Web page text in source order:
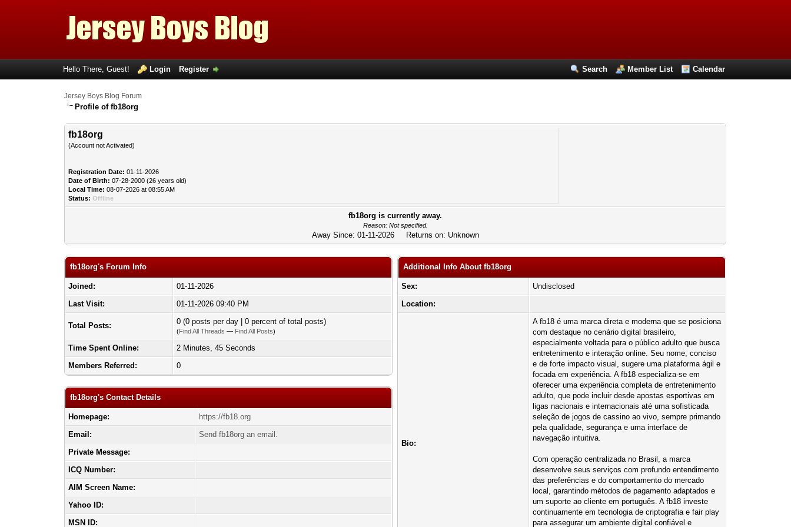
Search Member List Calendar
Hello There, Guest! Login Register
Jersey Boys Blog Forum
Profile of fb18org
fb18org
(Account not Activated)
Registration Date: 01-11-2026
Date of Birth: 07-28-2000 (26 years old)
Local Time: 08-07-2026 at 08:55 AM
Status: Offline
fb18org is currently away.
Reason: Not specified.
Away Since: 01-11-2026 Returns on: Unknown
fb18org's Forum Info
Joined:
01-11-2026
Last Visit:
01-11-2026 09:40 PM
Total Posts: 0 (0 posts per day | 0 percent of total posts)
(Find All Threads — Find All Posts)
Time Spent Online:
2 Minutes, 45 Seconds
Members Referred:
0
fb18org's Contact Details
Homepage:
https://fb18.org
Email:
Send fb18org an email.
Private Message:
ICQ Number:
AIM Screen Name:
Yahoo ID:
MSN ID:
Additional Info About fb18org
Sex:
Undisclosed
Location:
Bio:
A fb18 é uma marca direta e moderna que se posiciona
com destaque no cenário digital brasileiro,
especialmente voltada para o público adulto que busca
entretenimento e interação online. Seu nome, conciso
e de forte impacto visual, sugere uma plataforma ágil e
focada em experiência. A fb18 especializa-se em
oferecer uma experiência completa de entretenimento
adulto, que pode incluir desde apostas esportivas em
ligas nacionais e internacionais até uma sofisticada
seleção de jogos de cassino ao vivo, sempre primando
pela qualidade, segurança e uma interface de
navegação intuitiva.
Com operação centralizada no Brasil, a marca
desenvolve seus serviços com profundo entendimento
das preferências e do comportamento do mercado
local, garantindo métodos de pagamento adaptados e
um suporte ao cliente em português. A fb18 investe
continuamente em tecnologia de criptografia e fair play
para assegurar um ambiente digital confiável e